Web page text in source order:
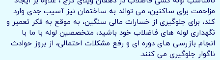
مزاحمت برای ساکنین، می تواند به ساختمان نیز آسیب جدی وارد
کند، برای جلوگیری از خسارات مالی سنگین، به موقع به فکر تعمیر و
نگهداری لوله های فاضلاب خود باشید، متخصصین لوله با ما با
انجام بازرسی های دوره ای و رفع مشکلات احتمالی، از بروز حوادث
ناگوار جلوگیری می کنند.